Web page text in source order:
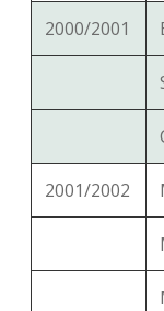
2000/2001
2001/2002